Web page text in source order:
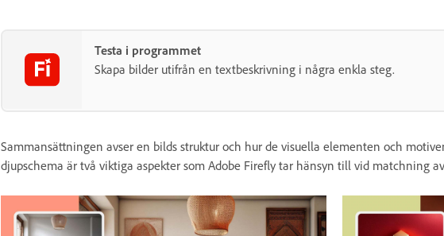
Testa i programmet
Skapa bilder utifrån en textbeskrivning i några enkla steg.
Sammansättningen avser en bilds struktur och hur de visuella elementen och
djupschema är två viktiga aspekter som Adobe Firefly tar hänsyn till vid matchning